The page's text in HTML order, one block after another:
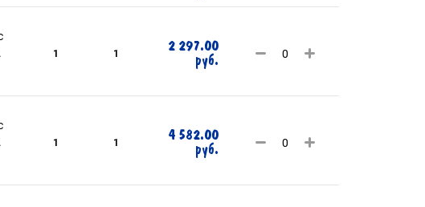
1 1 2 297.00
руб.
1 1 4 582.00
руб.